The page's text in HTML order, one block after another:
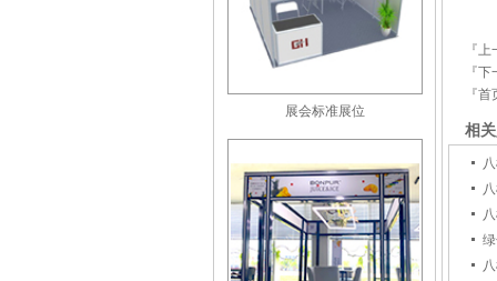
『
『
『
相
展会标准展位